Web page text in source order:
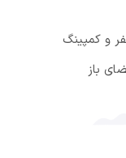
و کمپینگ
باز